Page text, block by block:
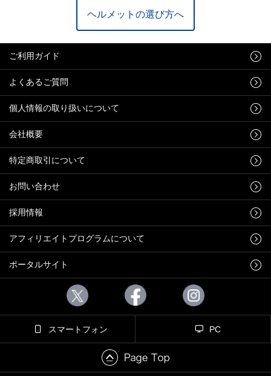
ヘルメットの選び方へ
ご利用ガイド
よくあるご質問
個人情報の取り扱いについて
会社概要
特定商取引について
お問い合わせ
採用情報
アフィリエイトプログラムについて
ポータルサイト
スマートフォン PC